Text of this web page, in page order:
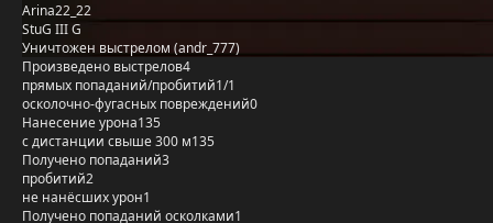
Arina22_22
StuG III G
Уничтожен выстрелом (andr_777)
Произведено выстрелов4
прямых попаданий/пробитий1/1
осколочно-фугасных повреждений0
Нанесение урона135
с дистанции свыше 300 м135
Получено попаданий3
пробитий2
не нанёсших урон1
Получено попаданий осколками1